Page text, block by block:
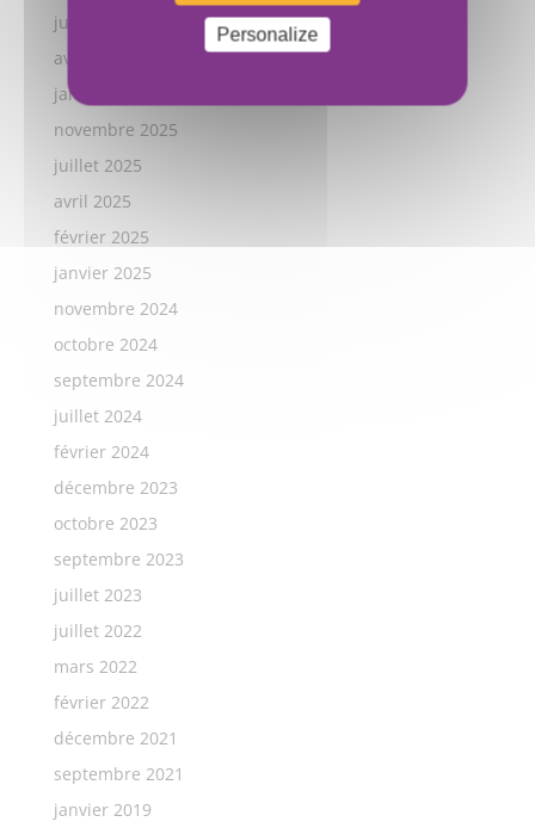
juin 2026
avril 2026
janvier 2026
novembre 2025
juillet 2025
avril 2025
février 2025
janvier 2025
novembre 2024
octobre 2024
septembre 2024
juillet 2024
février 2024
décembre 2023
octobre 2023
septembre 2023
juillet 2023
juillet 2022
mars 2022
février 2022
décembre 2021
septembre 2021
janvier 2019
Personalize